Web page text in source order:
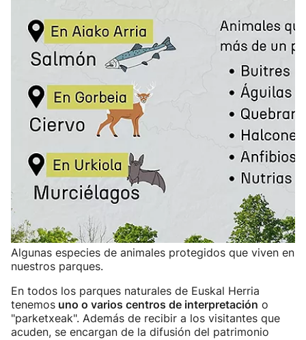
Algunas especies de animales protegidos que viven en
nuestros parques.
En todos los parques naturales de Euskal Herria
tenemos uno o varios centros de interpretación o
"parketxeak". Además de recibir a los visitantes que
acuden, se encargan de la difusión del patrimonio